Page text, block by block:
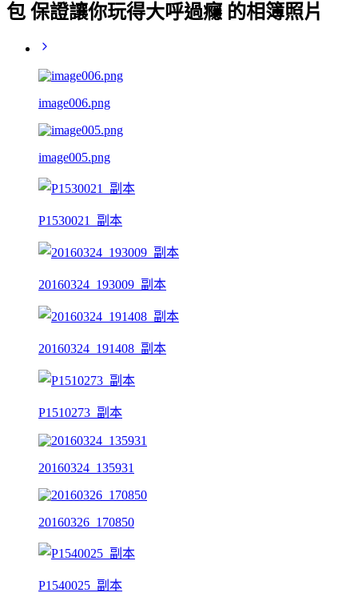
包 保證讓你玩得大呼過癮 的相簿照片
image006.png
image005.png
P1530021_副本
20160324_193009_副本
20160324_191408_副本
P1510273_副本
20160324_135931
20160326_170850
P1540025_副本